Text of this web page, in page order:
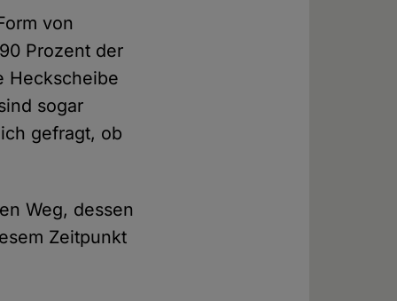
von
Prozent der
Heckscheibe
sogar
gefragt, ob
Weg, dessen
Zeitpunkt